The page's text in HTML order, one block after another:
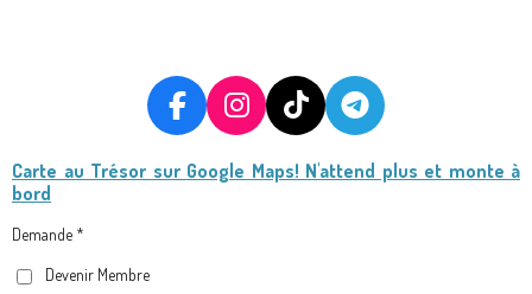
F
C
I
S
T
K
T
L
Carte au Trésor sur Google Maps! N'attend plus et monte à
bord
Demande *
Devenir Membre